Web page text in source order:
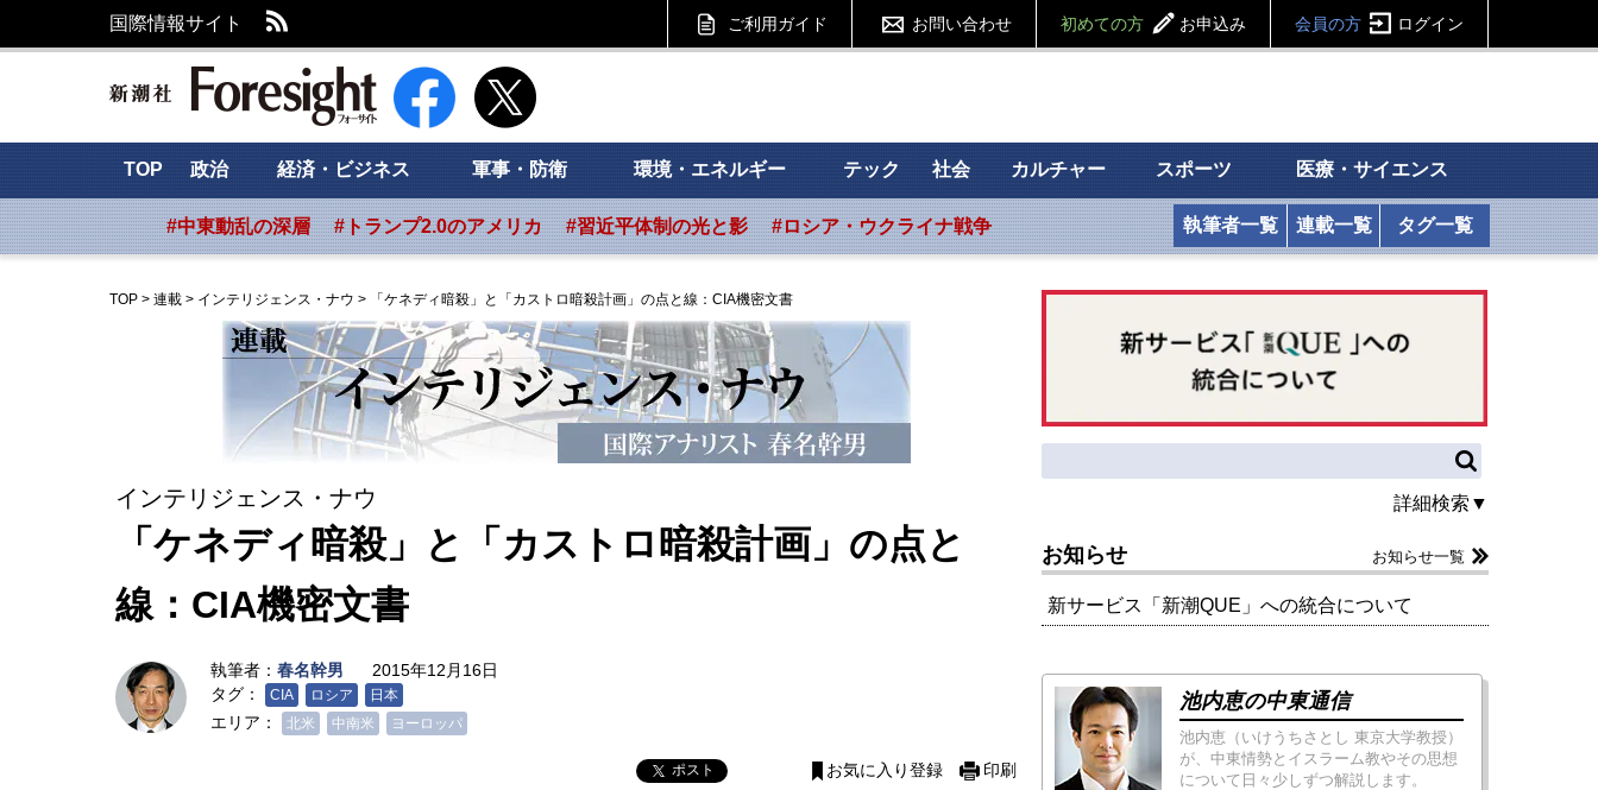
国際情報サイト ご利用ガイド お問い合わせ 初めての方 お申込み 会員の方 ログイン
新潮社 Foresight フォーサイト
TOP 政治 経済・ビジネス 軍事・防衛 環境・エネルギー テック 社会 カルチャー スポーツ 医療・サイエンス
#中東動乱の深層 #トランプ2.0のアメリカ #習近平体制の光と影 #ロシア・ウクライナ戦争 執筆者一覧 連載一覧 タグ一覧
TOP > 連載 > インテリジェンス・ナウ > 「ケネディ暗殺」と「カストロ暗殺計画」の点と線：CIA機密文書
インテリジェンス・ナウ
「ケネディ暗殺」と「カストロ暗殺計画」の点と
線：CIA機密文書
執筆者： 春名幹男
2015年12月16日
タグ：
CIA ロシア 日本
エリア： 北米 中南米 ヨーロッパ
ポスト お気に入り登録 印刷
詳細検索▼
お知らせ お知らせ一覧
新サービス「新潮QUE」への統合について
池内恵の中東通信
池内恵（いけうちさとし 東京大学教授）
が、中東情勢とイスラーム教やその思想
について日々少しずつ解説します。